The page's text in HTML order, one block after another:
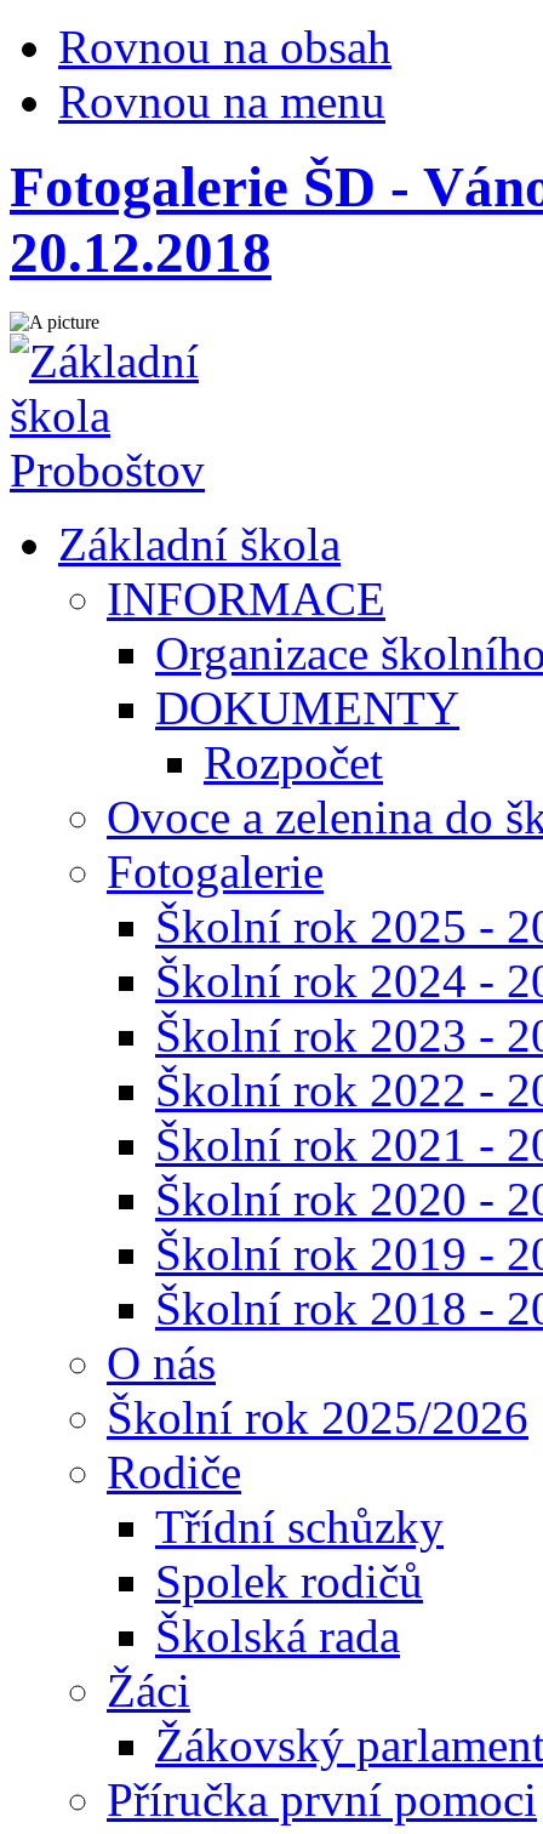
Rovnou na obsah
Rovnou na menu
Fotogalerie ŠD -
20.12.2018
Základní škola
INFORMACE
Organizace
DOKUMENTY
Rozpočet
Ovoce a zelenina do
Fotogalerie
Školní rok 2025 -
Školní rok 2024 -
Školní rok 2023 -
Školní rok 2022 -
Školní rok 2021 -
Školní rok 2020 -
Školní rok 2019 -
Školní rok 2018 -
O nás
Školní rok 2025/2026
Rodiče
Třídní schůzky
Spolek rodičů
Školská rada
Žáci
Žákovský
Příručka první pomoci